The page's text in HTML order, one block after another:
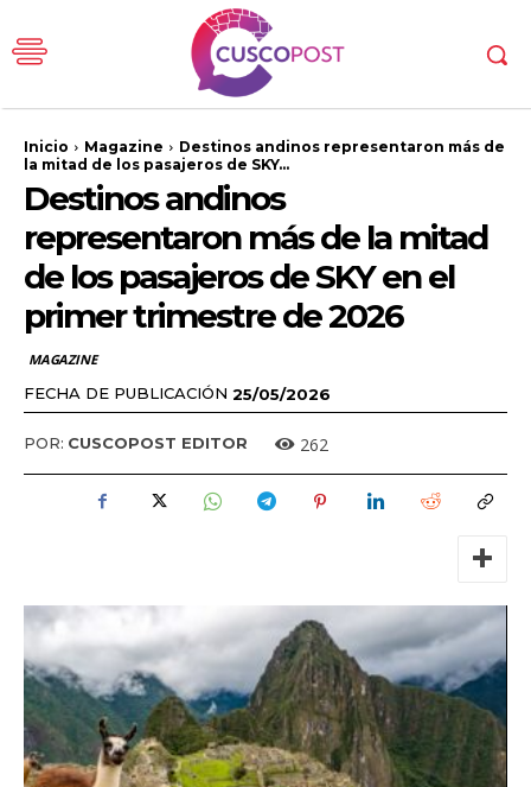
Inicio Magazine
Destinos andinos representaron más de
la mitad de los pasajeros de SKY...
Destinos andinos
representaron más de la mitad
de los pasajeros de SKY en el
primer trimestre de 2026
MAGAZINE
FECHA DE PUBLICACIÓN 25/05/2026
POR: CUSCOPOST EDITOR 262